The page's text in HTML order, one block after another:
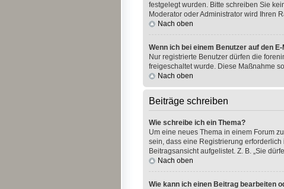
festgelegt wurden. Bitte schreiben Sie
Moderator oder Administrator wird Ihren
Nach oben
Wenn ich bei einem Benutzer auf den
Nur registrierte Benutzer dürfen die
freigeschaltet wurde. Diese Maßnahme
Nach oben
Beiträge schreiben
Wie schreibe ich ein Thema?
Um eine neues Thema in einem Forum
sein, dass eine Registrierung
Beitragsansicht aufgelistet. Z. B. „Sie
Nach oben
Wie kann ich einen Beitrag bearbeiten